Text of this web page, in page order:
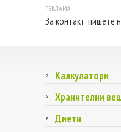
За контакт, пишете
Калкулатори
Хранителни
Диети